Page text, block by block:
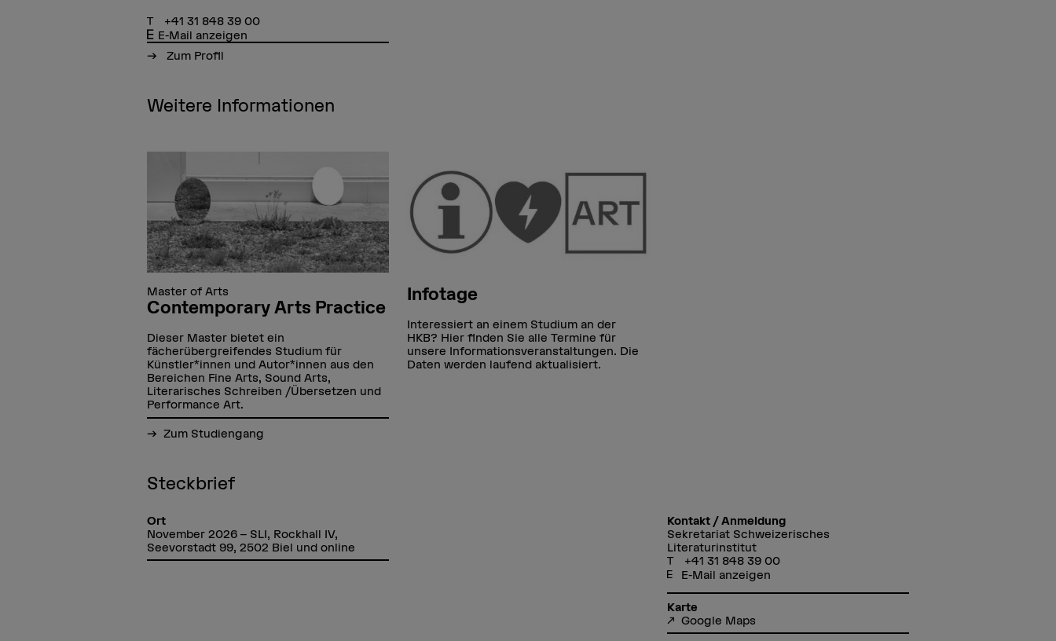
+41 31 848 39 00
E-Mail anzeigen
Zum Profil
Weitere Informationen
Master of Arts
Contemporary Arts Practice
Dieser Master bietet ein
fächerübergreifendes Studium für
Künstler*innen und Autor*innen aus den
Bereichen Fine Arts, Sound Arts,
Literarisches Schreiben /Übersetzen und
Performance Art.
Zum Studiengang
Infotage
Interessiert an einem Studium an der
HKB? Hier finden Sie alle Termine für
unsere Informationsveranstaltungen. Die
Daten werden laufend aktualisiert.
Steckbrief
Ort
November 2026 – SLI, Rockhall IV,
Seevorstadt 99, 2502 Biel und online
Kontakt / Anmeldung
Sekretariat Schweizerisches
Literaturinstitut
+41 31 848 39 00
E-Mail anzeigen
Karte
Google Maps